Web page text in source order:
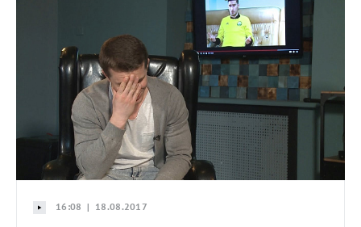
16:08 | 18.08.2017